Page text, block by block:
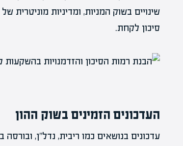
שינויים בשוק המניות, ומדיניות
סיכון לקחת.
העדכונים הזמינים בשוק ההון
עדכונים בנושאים כמו ריבית, נדל"ן,